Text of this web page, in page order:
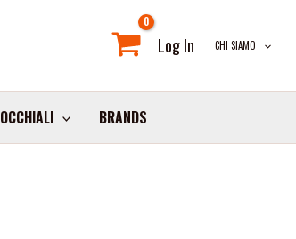
Log In CHI SIAMO
OCCHIALI BRANDS